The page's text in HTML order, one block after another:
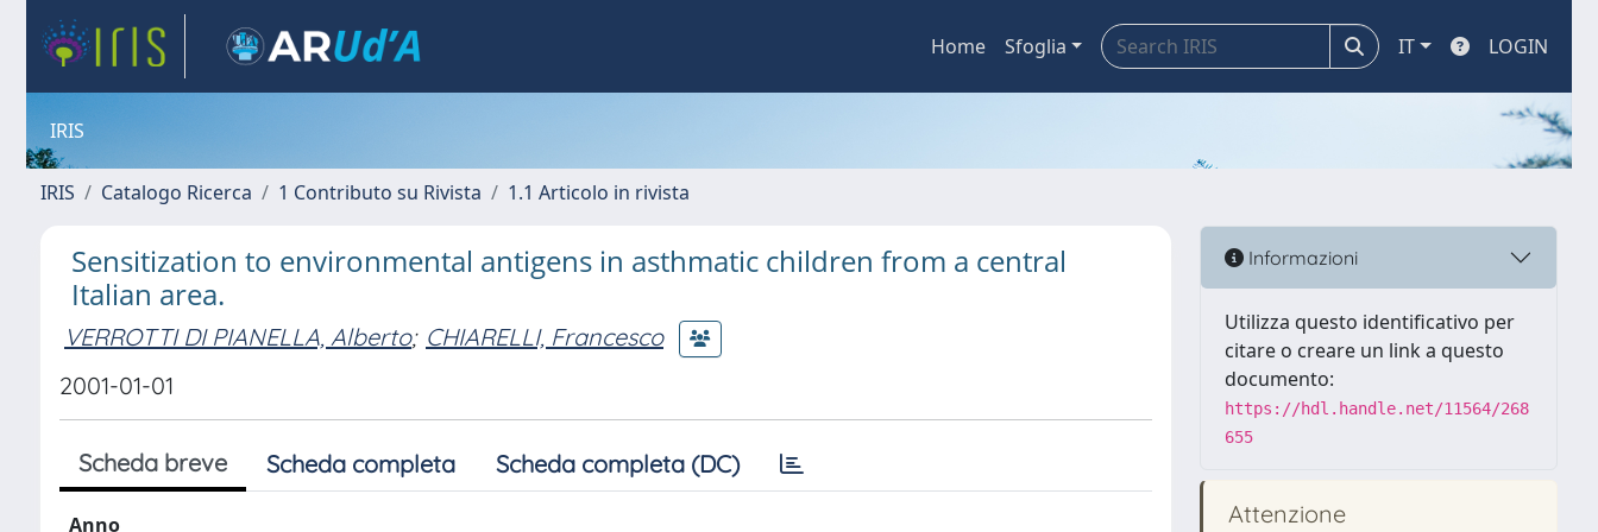
Home Sfoglia IT LOGIN
IRIS
IRIS Catalogo Ricerca 1 Contributo su Rivista 1.1 Articolo in rivista
Sensitization to environmental antigens in asthmatic children from a central
Italian area.
VERROTTI DI PIANELLA, Alberto; CHIARELLI, Francesco
2001-01-01
Scheda breve Scheda completa Scheda completa (DC)
Anno
Informazioni
Utilizza questo identificativo per
citare o creare un link a questo
documento:
https://hdl.handle.net/11564/268
655
Attenzione